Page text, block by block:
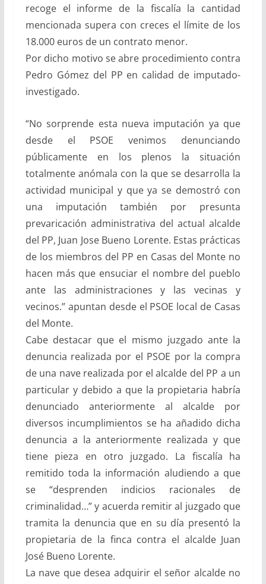
recoge el informe de la fiscalía la cantidad
mencionada supera con creces el límite de los
18.000 euros de un contrato menor.
Por dicho motivo se abre procedimiento contra
Pedro Gómez del PP en calidad de imputado-
investigado.
“No sorprende esta nueva imputación ya que
desde el PSOE venimos denunciando
públicamente en los plenos la situación
totalmente anómala con la que se desarrolla la
actividad municipal y que ya se demostró con
una imputación también por presunta
prevaricación administrativa del actual alcalde
del PP, Juan Jose Bueno Lorente. Estas prácticas
de los miembros del PP en Casas del Monte no
hacen más que ensuciar el nombre del pueblo
ante las administraciones y las vecinas y
vecinos.” apuntan desde el PSOE local de Casas
del Monte.
Cabe destacar que el mismo juzgado ante la
denuncia realizada por el PSOE por la compra
de una nave realizada por el alcalde del PP a un
particular y debido a que la propietaria habría
denunciado anteriormente al alcalde por
diversos incumplimientos se ha añadido dicha
denuncia a la anteriormente realizada y que
tiene pieza en otro juzgado. La fiscalía ha
remitido toda la información aludiendo a que
se “desprenden indicios racionales de
criminalidad…” y acuerda remitir al juzgado que
tramita la denuncia que en su día presentó la
propietaria de la finca contra el alcalde Juan
José Bueno Lorente.
La nave que desea adquirir el señor alcalde no